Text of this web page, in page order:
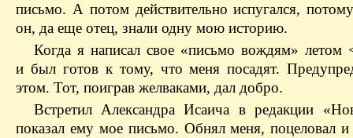
письмо. А потом действительно испугался,
он, да еще отец, знали одну мою историю.
Когда я написал свое «письмо вождям» летом
и был готов к тому, что меня посадят.
этом. Тот, поиграв желваками, дал добро.
Встретил Александра Исаича в редакции
показал ему мое письмо. Обнял меня, поцеловал